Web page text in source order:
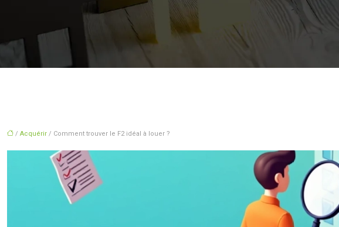
/ Acquérir / Comment trouver le F2 idéal à louer ?